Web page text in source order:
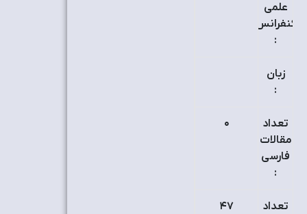
علمی
کنفرانس
:
زبان
:
تعداد
مقالات
فارسی
:
٠
تعداد
۴٧